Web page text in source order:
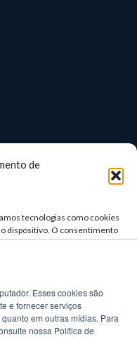
Esses cookies são
e fornecer serviços
em outras mídias. Para
nossa Política de
de
tecnologias como cookies
dispositivo. O consentimento
dados como comportamento
recursos e funções.